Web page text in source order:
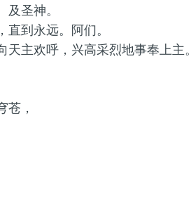
圣神。
到永远。阿们。
天主欢呼，兴高采烈地事奉上主。
苍，